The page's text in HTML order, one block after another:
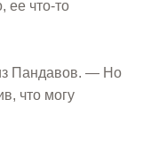
ее что-то
Пандавов. — Но
что могу